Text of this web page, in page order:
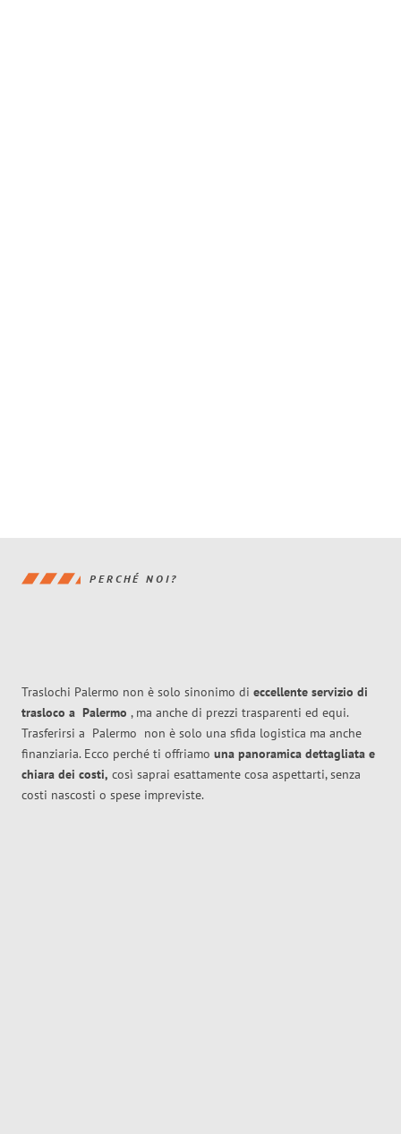
PERCHÉ NOI?
Traslochi Palermo non è solo sinonimo di eccellente servizio di
trasloco a Palermo , ma anche di prezzi trasparenti ed equi.
Trasferirsi a Palermo non è solo una sfida logistica ma anche
finanziaria. Ecco perché ti offriamo una panoramica dettagliata e
chiara dei costi, così saprai esattamente cosa aspettarti, senza
costi nascosti o spese impreviste.